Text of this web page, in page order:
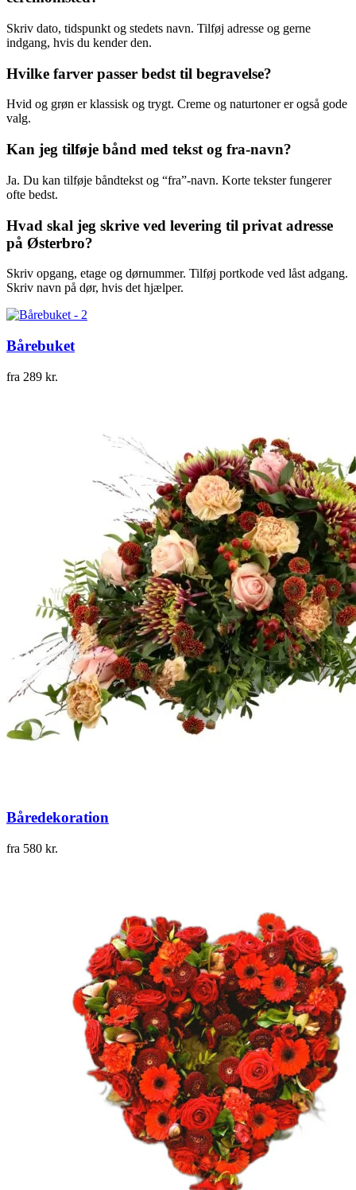
Skriv dato, tidspunkt og stedets navn. Tilføj adresse og gerne
indgang, hvis du kender den.
Hvilke farver passer bedst til begravelse?
Hvid og grøn er klassisk og trygt. Creme og naturtoner er også gode
valg.
Kan jeg tilføje bånd med tekst og fra-navn?
Ja. Du kan tilføje båndtekst og “fra”-navn. Korte tekster fungerer
ofte bedst.
Hvad skal jeg skrive ved levering til privat adresse
på Østerbro?
Skriv opgang, etage og dørnummer. Tilføj portkode ved låst adgang.
Skriv navn på dør, hvis det hjælper.
Bårebuket
fra 289 kr.
Båredekoration
fra 580 kr.